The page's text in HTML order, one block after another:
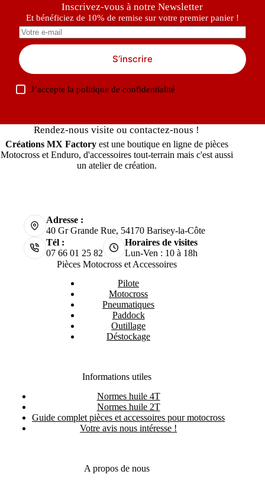
Inscrivez-vous à notre Newsletter
Et bénéficiez de 10% de remise sur votre premier panier !
S’inscrire
J’accepte lapolitique de confidentialité
Rendez-nous visite ou contactez-nous !
Créations MX Factoryest une boutique en ligne de pièces
Motocross et Enduro, d'accessoires tout-terrain mais c'est aussi
un atelier de création.
Adresse :
40 Gr Grande Rue, 54170 Barisey-la-Côte
Tél :
07 66 01 25 82
Horaires de visites
Lun-Ven : 10 à 18h
Pièces Motocross et Accessoires
Pilote
Motocross
Pneumatiques
Paddock
Outillage
Déstockage
Informations utiles
Normes huile 4T
Normes huile 2T
Guide complet pièces et accessoires pour motocross
Votre avis nous intéresse !
A propos de nous